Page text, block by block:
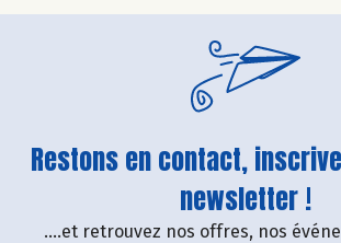
Restons en contact,
newsletter !
....et retrouvez nos offres, nos